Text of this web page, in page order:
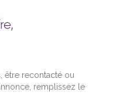
être recontacté ou
remplissez le